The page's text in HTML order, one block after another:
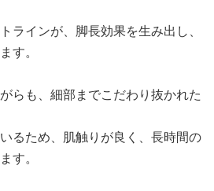
ラインが、脚長効果を生み出し、
す。
らも、細部までこだわり抜かれた
るため、肌触りが良く、長時間の
す。